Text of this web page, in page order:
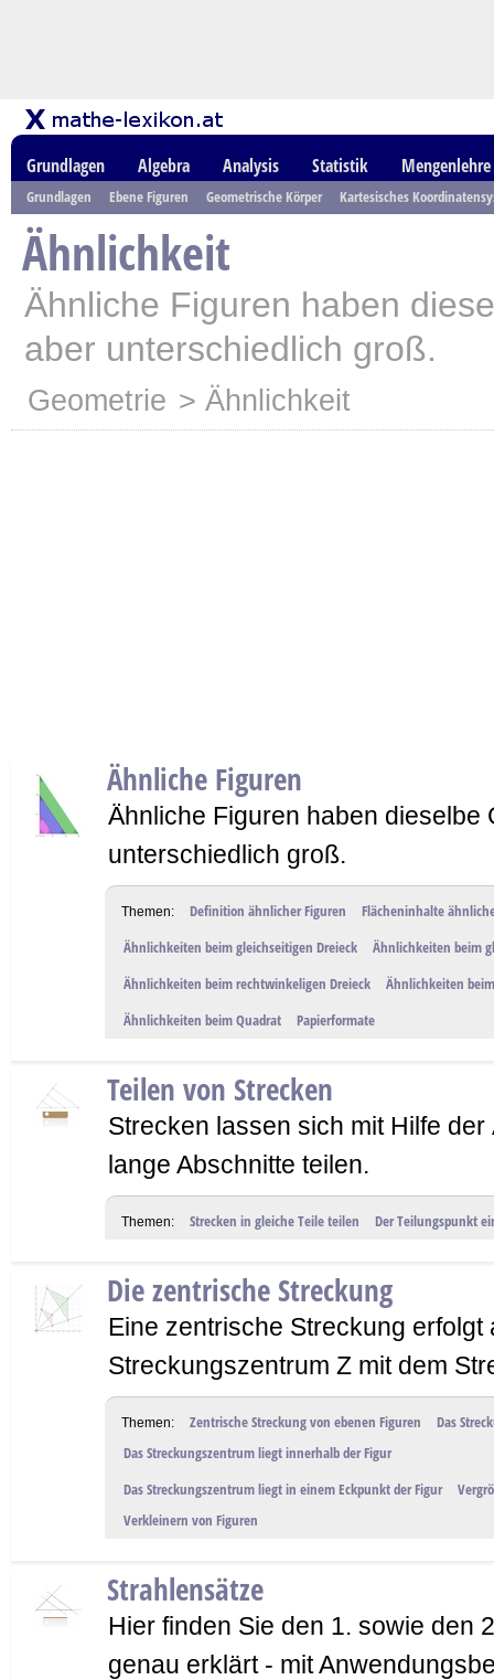
Grundlagen Algebra Analysis Statistik Mengenlehre
Grundlagen Ebene Figuren Geometrische Körper Kartesisches
Ähnlichkeit
Ähnliche Figuren haben
aber unterschiedlich groß.
Geometrie > Ähnlichkeit
Ähnliche Figuren
Ähnliche Figuren haben dieselbe
unterschiedlich groß.
Themen: Definition ähnlicher Figuren
Flächeninhalte
Ähnlichkeiten beim gleichseitigen Dreieck
Ähnlichkeiten beim
Ähnlichkeiten beim rechtwinkeligen Dreieck
Ähnlichkeiten
Ähnlichkeiten beim Quadrat
Papierformate
Teilen von Strecken
Strecken lassen sich mit Hilfe
lange Abschnitte teilen.
Themen: Strecken in gleiche Teile teilen Der Teilungspunkt
Die zentrische Streckung
Eine zentrische Streckung erfolgt
Streckungszentrum Z mit dem
Themen: Zentrische Streckung von ebenen Figuren
Das
Das Streckungszentrum liegt innerhalb der Figur
Das Streckungszentrum liegt in einem Eckpunkt der Figur
Verkleinern von Figuren
Strahlensätze
Hier finden Sie den 1. sowie den
genau erklärt - mit